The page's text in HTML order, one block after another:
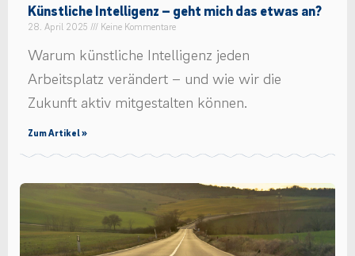
Künstliche Intelligenz – geht mich das etwas an?
28. April 2025 Keine Kommentare
Warum künstliche Intelligenz jeden
Arbeitsplatz verändert – und wie wir die
Zukunft aktiv mitgestalten können.
Zum Artikel »